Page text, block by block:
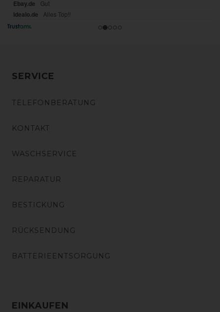
SERVICE
TELEFONBERATUNG
KONTAKT
WASCHSERVICE
REPARATUR
BESTICKUNG
RÜCKSENDUNG
BATTERIEENTSORGUNG
EINKAUFEN